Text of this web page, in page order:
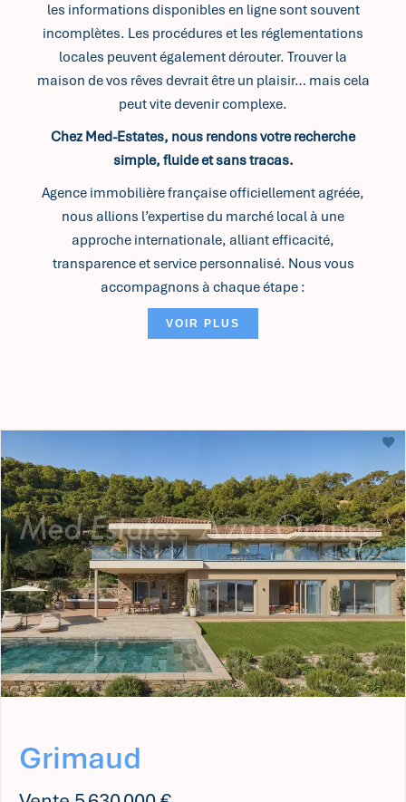
les informations disponibles en ligne sont souvent
incomplètes. Les procédures et les réglementations
locales peuvent également dérouter. Trouver la
maison de vos rêves devrait être un plaisir… mais cela
peut vite devenir complexe.
Chez Med-Estates, nous rendons votre recherche
simple, fluide et sans tracas.
Agence immobilière française officiellement agréée,
nous allions l’expertise du marché local à une
approche internationale, alliant efficacité,
transparence et service personnalisé. Nous vous
accompagnons à chaque étape :
Entretien d’admission structuré
Définition de votre profil de recherche et
Accompagnement juridique complet : analyse
des contrats et mise en relation avec notre réseau
de partenaires (notaires, conseillers fiscaux,
spécialistes financiers…)
Avec Med-Estates, vous trouverez et sécuriserez votre
maison de rêve — en toute sérénité.
Si la propriété que vous recherchez n’apparaît pas
encore sur notre site, contactez-nous au+33 (0)4 94
49 09 28ou àinfo@med-estates.com.
VOIR PLUS
Grimaud